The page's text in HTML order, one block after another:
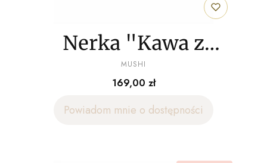
Nerka "Kawa z
mlekiem" baranek
PRODUCENT
MUSHI
Cena
169,00 zł
Powiadom mnie o dostępności